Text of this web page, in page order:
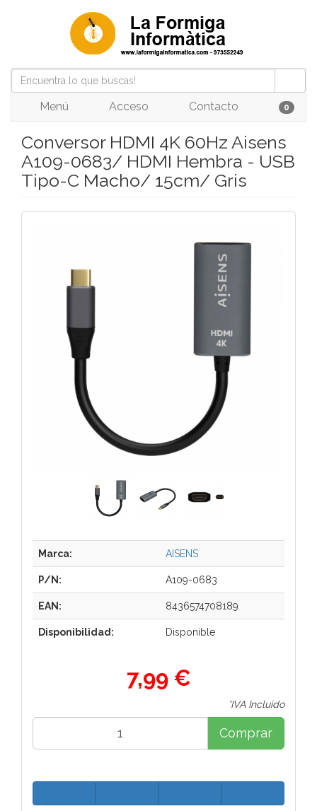
Menú Acceso Contacto 0
Conversor HDMI 4K 60Hz Aisens
A109-0683/ HDMI Hembra - USB
Tipo-C Macho/ 15cm/ Gris
Marca: AISENS
P/N: A109-0683
EAN: 8436574708189
Disponibilidad: Disponible
7,99 €
*IVA Incluido
Comprar